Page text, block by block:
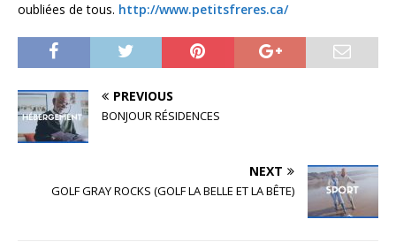
oubliées de tous. http://www.petitsfreres.ca/
PREVIOUS
BONJOUR RÉSIDENCES
NEXT
GOLF GRAY ROCKS (GOLF LA BELLE ET LA BÊTE)